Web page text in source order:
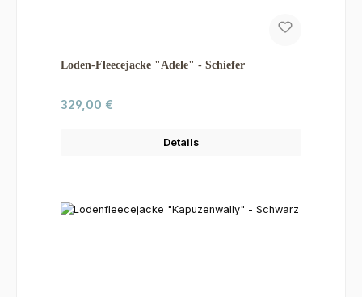
Loden-Fleecejacke "Adele" - Schiefer
Regulärer Preis:
329,00 €
Details